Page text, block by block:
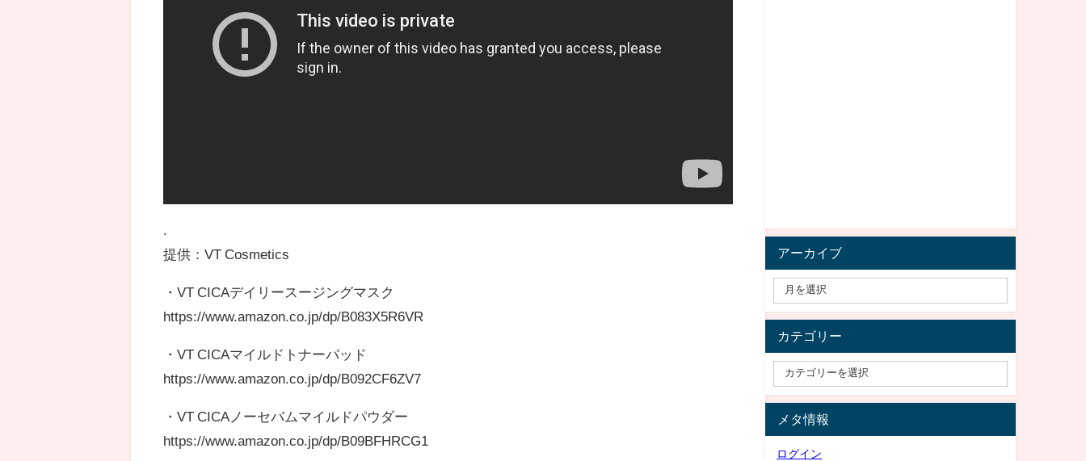
提供：VT Cosmetics
・VT CICAデイリースージングマスク
https://www.amazon.co.jp/dp/B083X5R6VR
・VT CICAマイルドトナーパッド
https://www.amazon.co.jp/dp/B092CF6ZV7
・VT CICAノーセバムマイルドパウダー
https://www.amazon.co.jp/dp/B09BFHRCG1
アーカイブ
カテゴリー
メタ情報
ログイン